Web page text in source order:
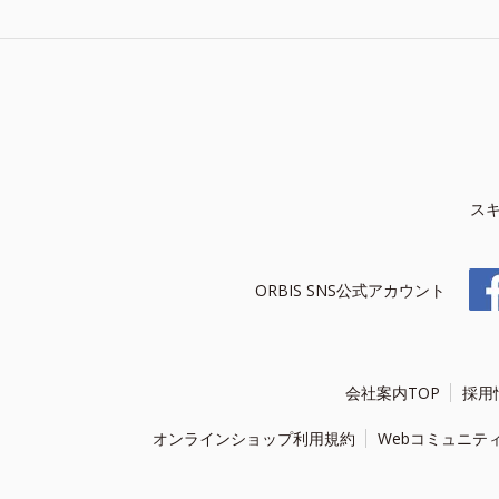
ス
ORBIS SNS公式アカウント
会社案内TOP 採用
オンラインショップ利用規約 Webコミュニテ